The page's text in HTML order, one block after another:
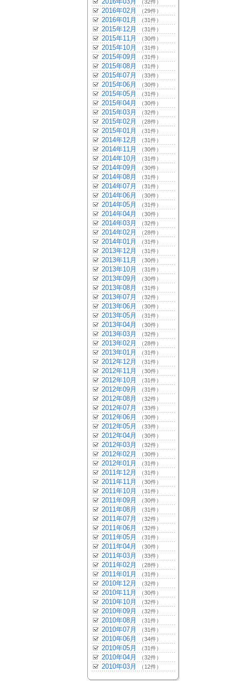
（32件）
2016年02月 （29件）
2016年01月 （31件）
2015年12月 （31件）
2015年11月 （30件）
2015年10月 （31件）
2015年09月 （31件）
2015年08月 （31件）
2015年07月 （33件）
2015年06月 （30件）
2015年05月 （31件）
2015年04月 （30件）
2015年03月 （32件）
2015年02月 （28件）
2015年01月 （31件）
2014年12月 （31件）
2014年11月 （30件）
2014年10月 （31件）
2014年09月 （30件）
2014年08月 （31件）
2014年07月 （31件）
2014年06月 （30件）
2014年05月 （31件）
2014年04月 （30件）
2014年03月 （32件）
2014年02月 （28件）
2014年01月 （31件）
2013年12月 （31件）
2013年11月 （30件）
2013年10月 （31件）
2013年09月 （30件）
2013年08月 （31件）
2013年07月 （32件）
2013年06月 （30件）
2013年05月 （31件）
2013年04月 （30件）
2013年03月 （32件）
2013年02月 （28件）
2013年01月 （31件）
2012年12月 （31件）
2012年11月 （30件）
2012年10月 （31件）
2012年09月 （31件）
2012年08月 （32件）
2012年07月 （33件）
2012年06月 （30件）
2012年05月 （33件）
2012年04月 （30件）
2012年03月 （32件）
2012年02月 （30件）
2012年01月 （31件）
2011年12月 （31件）
2011年11月 （30件）
2011年10月 （31件）
2011年09月 （30件）
2011年08月 （31件）
2011年07月 （32件）
2011年06月 （32件）
2011年05月 （31件）
2011年04月 （30件）
2011年03月 （33件）
2011年02月 （28件）
2011年01月 （31件）
2010年12月 （32件）
2010年11月 （30件）
2010年10月 （32件）
2010年09月 （32件）
2010年08月 （31件）
2010年07月 （31件）
2010年06月 （34件）
2010年05月 （31件）
2010年04月 （32件）
2010年03月 （12件）